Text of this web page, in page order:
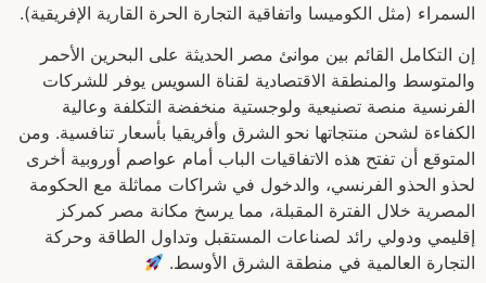
السمراء (مثل الكوميسا واتفاقية التجارة الحرة القارية الإفريقية).
إن التكامل القائم بين موانئ مصر الحديثة على البحرين الأحمر
والمتوسط والمنطقة الاقتصادية لقناة السويس يوفر للشركات
الفرنسية منصة تصنيعية ولوجستية منخفضة التكلفة وعالية
الكفاءة لشحن منتجاتها نحو الشرق وأفريقيا بأسعار تنافسية. ومن
المتوقع أن تفتح هذه الاتفاقيات الباب أمام عواصم أوروبية أخرى
لحذو الحذو الفرنسي، والدخول في شراكات مماثلة مع الحكومة
المصرية خلال الفترة المقبلة، مما يرسخ مكانة مصر كمركز
إقليمي ودولي رائد لصناعات المستقبل وتداول الطاقة وحركة
التجارة العالمية في منطقة الشرق الأوسط.